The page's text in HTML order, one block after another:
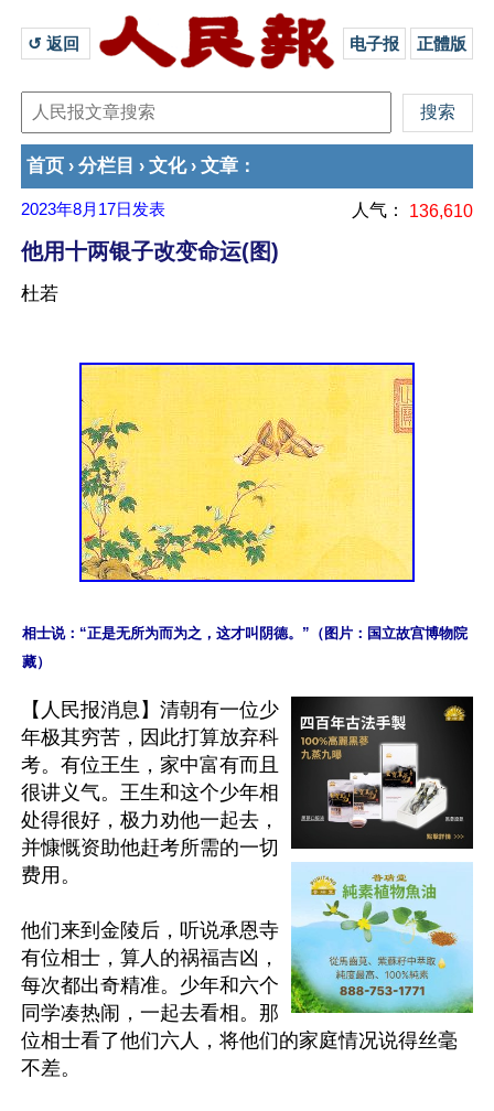
↺ 返回 电子报 正體版
首页 › 分栏目 › 文化› 文章 ：
2023年8月17日 发表 人气： 136,610
他用十两银子改变命运(图)
杜若
相士说：“正是无所为而为之，这才叫阴德。”（图片：国立故宫博物院
【人民报消息】清朝有一位少
年极其穷苦，因此打算放弃科
考。有位王生，家中富有而且
很讲义气。王生和这个少年相
处得很好，极力劝他一起去，
并慷慨资助他赶考所需的一切
费用。
他们来到金陵后，听说承恩寺
有位相士，算人的祸福吉凶，
每次都出奇精准。少年和六个
同学凑热闹，一起去看相。那
位相士看了他们六人，将他们的家庭情况说得丝毫
不差。